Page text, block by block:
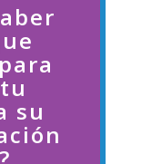
su